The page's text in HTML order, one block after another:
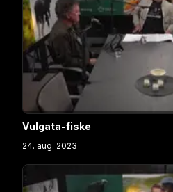
Vulgata-fiske
24. aug. 2023